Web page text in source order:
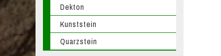
Dekton
Kunststein
Quarzstein